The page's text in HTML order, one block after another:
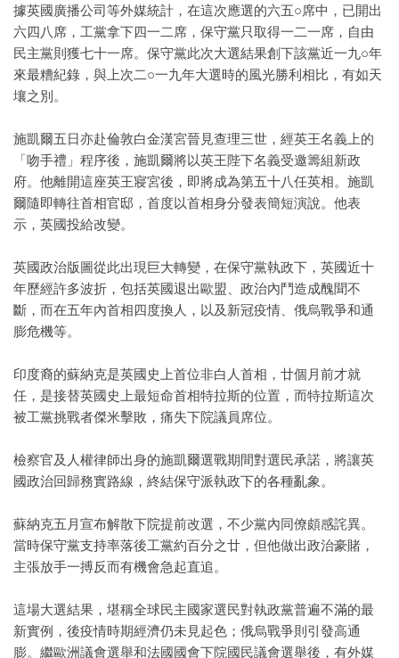
據英國廣播公司等外媒統計，在這次應選的六五○席中，已開出
六四八席，工黨拿下四一二席，保守黨只取得一二一席，自由
民主黨則獲七十一席。保守黨此次大選結果創下該黨近一九○年
來最糟紀錄，與上次二○一九年大選時的風光勝利相比，有如天
壤之別。
施凱爾五日亦赴倫敦白金漢宮晉見查理三世，經英王名義上的
「吻手禮」程序後，施凱爾將以英王陛下名義受邀籌組新政
府。他離開這座英王寢宮後，即將成為第五十八任英相。施凱
爾隨即轉往首相官邸，首度以首相身分發表簡短演說。他表
示，英國投給改變。
英國政治版圖從此出現巨大轉變，在保守黨執政下，英國近十
年歷經許多波折，包括英國退出歐盟、政治內鬥造成醜聞不
斷，而在五年內首相四度換人，以及新冠疫情、俄烏戰爭和通
膨危機等。
印度裔的蘇納克是英國史上首位非白人首相，廿個月前才就
任，是接替英國史上最短命首相特拉斯的位置，而特拉斯這次
被工黨挑戰者傑米擊敗，痛失下院議員席位。
檢察官及人權律師出身的施凱爾選戰期間對選民承諾，將讓英
國政治回歸務實路線，終結保守派執政下的各種亂象。
蘇納克五月宣布解散下院提前改選，不少黨內同僚頗感詫異。
當時保守黨支持率落後工黨約百分之廿，但他做出政治豪賭，
主張放手一搏反而有機會急起直追。
這場大選結果，堪稱全球民主國家選民對執政黨普遍不滿的最
新實例，後疫情時期經濟仍未見起色；俄烏戰爭則引發高通
膨。繼歐洲議會選舉和法國國會下院國民議會選舉後，有外媒